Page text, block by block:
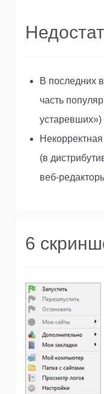
В последних
часть
(в
веб-
6